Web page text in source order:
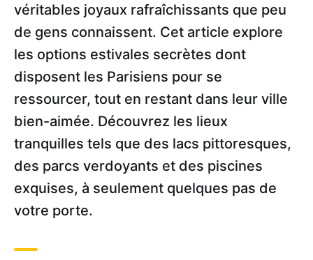
véritables joyaux rafraîchissants que peu
de gens connaissent. Cet article explore
les options estivales secrètes dont
disposent les Parisiens pour se
ressourcer, tout en restant dans leur ville
bien-aimée. Découvrez les lieux
tranquilles tels que des lacs pittoresques,
des parcs verdoyants et des piscines
exquises, à seulement quelques pas de
votre porte.